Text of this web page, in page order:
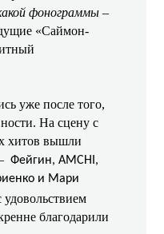
фонограммы –
«Саймон-
уже после того,
На сцену с
хитов вышли
–Фейгин, AMCHI,
и Мари
удовольствием
благодарили